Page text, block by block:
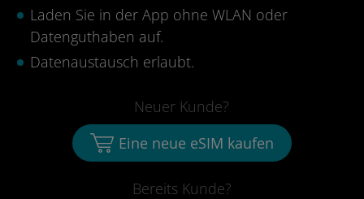
Laden Sie in der App ohne WLAN oder
Datenguthaben auf.
Datenaustausch erlaubt.
Bereits Kunde?
Neuer Kunde?
Eine neue eSIM kaufen